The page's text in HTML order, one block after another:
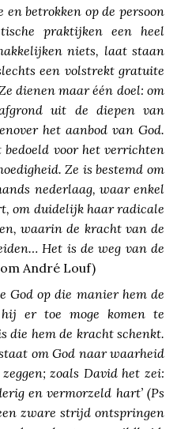
betrokken op de persoon
praktijken een heel
niets, laat staan
een volstrekt gratuite
dienen maar één doel: om
uit de diepen van
het aanbod van God.
voor het verrichten
Ze is bestemd om
nederlaag, waar enkel
om duidelijk haar radicale
waarin de kracht van de
Het is de weg van de
André Louf)
God op die manier hem de
er toe moge komen te
die hem de kracht schenkt.
om God naar waarheid
zoals David het zei:
en vermorzeld hart’ (Ps
zware strijd ontspringen